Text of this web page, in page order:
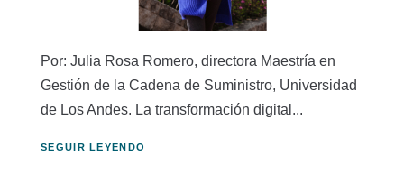
Por: Julia Rosa Romero, directora Maestría en
Gestión de la Cadena de Suministro, Universidad
de Los Andes. La transformación digital...
SEGUIR LEYENDO